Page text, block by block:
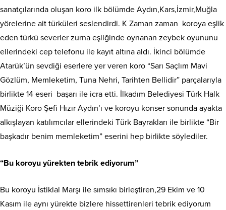
sanatçılarında oluşan koro ilk bölümde Aydın,Kars,İzmir,Muğla
yörelerine ait türküleri seslendirdi. K Zaman zaman koroya eşlik
eden türkü severler zurna eşliğinde oynanan zeybek oyununu
ellerindeki cep telefonu ile kayıt altına aldı. İkinci bölümde
Atarük’ün sevdiği eserlere yer veren koro “Sarı Saçlım Mavi
Gözlüm, Memleketim, Tuna Nehri, Tarihten Bellidir” parçalarıyla
birlikte 14 eseri başarı ile icra etti. İlkadım Belediyesi Türk Halk
Müziği Koro Şefi Hızır Aydın’ı ve koroyu konser sonunda ayakta
alkışlayan katılımcılar ellerindeki Türk Bayrakları ile birlikte “Bir
başkadır benim memleketim” eserini hep birlikte söylediler.
“Bu koroyu yürekten tebrik ediyorum”
Bu koroyu İstiklal Marşı ile sımsıkı birleştiren,29 Ekim ve 10
Kasım ile aynı yürekte bizlere hissettirenleri tebrik ediyorum